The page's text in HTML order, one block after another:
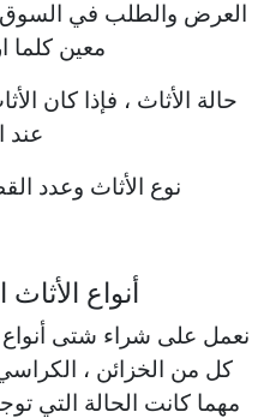
العرض والطلب في
معين كلما
حالة الأثاث ، فإذا كان
عند
نوع الأثاث وعدد
أنواع
نعمل على شراء شتى أنواع
كل من الخزائن ،
مهما كانت الحالة التي